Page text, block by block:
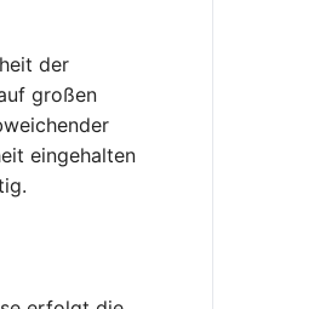
der
großen
eingehalten